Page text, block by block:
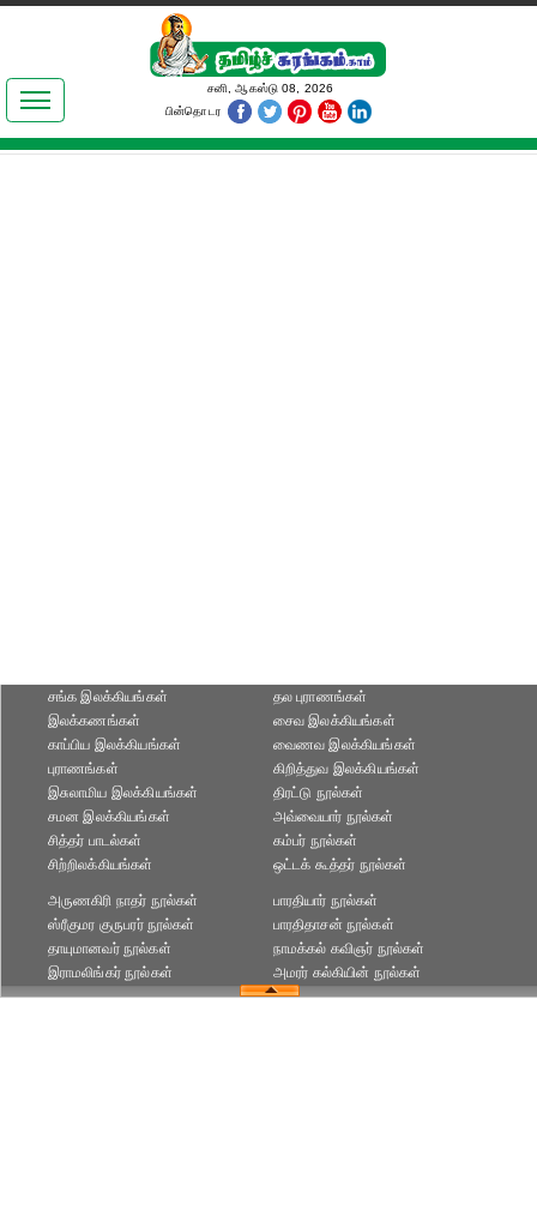
இலக்கியங்கள்
தமிழ் உலகம்
சனி, ஆகஸ்டு 08, 2026
பின்தொடர
சங்க இலக்கியங்கள்
இலக்கணங்கள்
காப்பிய இலக்கியங்கள்
புராணங்கள்
தல புராணங்கள்
சைவ இலக்கியங்கள்
வைணவ இலக்கியங்கள்
கிறித்துவ இலக்கியங்கள்
இசுலாமிய இலக்கியங்கள்
சமன இலக்கியங்கள்
சித்தர் பாடல்கள்
சிற்றிலக்கியங்கள்
திரட்டு நூல்கள்
அவ்வையார் நூல்கள்
கம்பர் நூல்கள்
ஒட்டக் கூத்தர் நூல்கள்
அருணகிரி நாதர் நூல்கள்
ஸ்ரீகுமர குருபரர் நூல்கள்
தாயுமானவர் நூல்கள்
இராமலிங்கர் நூல்கள்
பாரதியார் நூல்கள்
பாரதிதாசன் நூல்கள்
நாமக்கல் கவிஞர் நூல்கள்
அமரர் கல்கியின் நூல்கள்